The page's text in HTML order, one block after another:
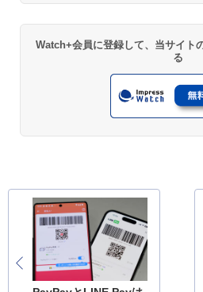
Watch+会員に登録して、当サイト
る